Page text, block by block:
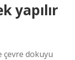
yapılır
çevre dokuyu